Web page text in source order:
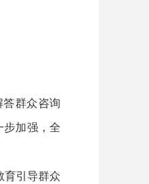
群众咨询
步加强，全
引导群众